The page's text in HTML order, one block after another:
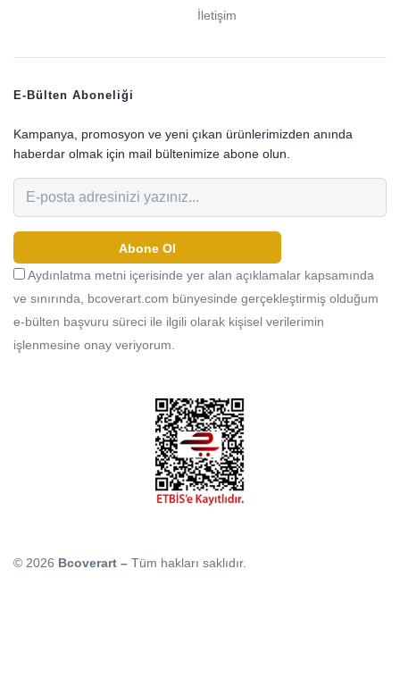
İletişim
E-Bülten Aboneliği
Kampanya, promosyon ve yeni çıkan ürünlerimizden anında
haberdar olmak için mail bültenimize abone olun.
Abone Ol
Aydınlatma metni içerisinde yer alan açıklamalar kapsamında
ve sınırında, bcoverart.com bünyesinde gerçekleştirmiş olduğum
e-bülten başvuru süreci ile ilgili olarak kişisel verilerimin
işlenmesine onay veriyorum.
© 2026 Bcoverart – Tüm hakları saklıdır.